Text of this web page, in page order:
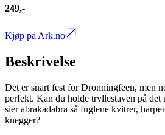
249,-
Kjøp på Ark.no
Beskrivelse
Det er snart fest for Dronningfeen, men
perfekt. Kan du holde tryllestaven på det
sier abrakadabra så fuglene kvitrer,
knegger?